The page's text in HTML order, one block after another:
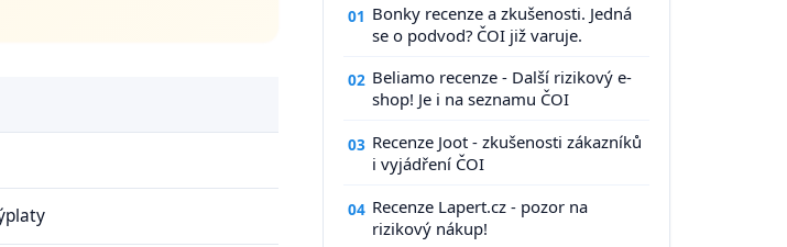
01 Bonky recenze a zkušenosti. Jedná
se o podvod? ČOI již varuje.
02 Beliamo recenze - Další rizikový e-
shop! Je i na seznamu ČOI
03 Recenze Joot - zkušenosti zákazníků
i vyjádření ČOI
04 Recenze Lapert.cz - pozor na
rizikový nákup!